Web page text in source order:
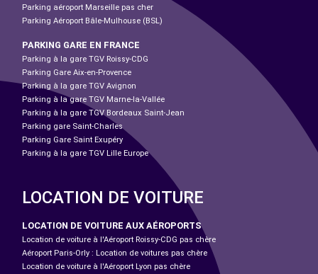
Parking aéroport Marseille pas cher
Parking Aéroport Bâle-Mulhouse (BSL)
PARKING GARE EN FRANCE
Parking à la gare TGV Roissy-CDG
Parking Gare Aix-en-Provence
Parking à la gare TGV Avignon
Parking à la gare TGV Marne-la-Vallée
Parking à la gare TGV Bordeaux Saint-Jean
Parking gare Saint-Charles
Parking Gare Saint Exupéry
Parking à la gare TGV Lille Europe
LOCATION DE VOITURE
LOCATION DE VOITURE AUX AÉROPORTS
Location de voiture à l'Aéroport Roissy-CDG pas chère
Aéroport Paris-Orly : Location de voitures pas chère
Location de voiture à l'Aéroport Lyon pas chère